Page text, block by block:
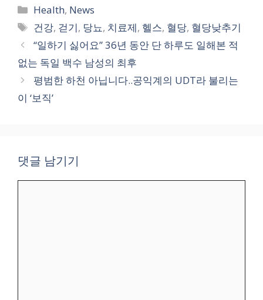
카
테
리
Health, News
태
그
건강, 걷기, 당뇨, 치료제, 헬스, 혈당, 혈당낮추기
“일하기 싫어요” 36년 동안 단 하루도 일해본 적
없는 독일 백수 남성의 최후
평범한 하천 아닙니다..공익계의 UDT라 불리는
이 ‘보직’
댓글 남기기